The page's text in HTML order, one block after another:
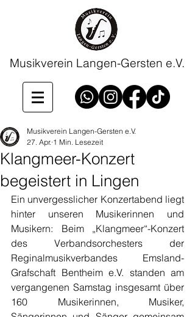
Musikverein Langen-Gersten e.V.
Klangmeer-Konzert
begeistert in Lingen
Musikverein Langen-Gersten e.V.
27. Apr. 1 Min. Lesezeit
Ein unvergesslicher Konzertabend liegt
hinter unseren Musikerinnen und
Musikern: Beim „Klangmeer“-Konzert
des Verbandsorchesters der
Reginalmusikverbandes Emsland-
Grafschaft Bentheim e.V. standen am
vergangenen Samstag insgesamt über
160 Musikerinnen, Musiker,